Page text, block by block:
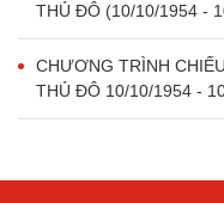
THỦ ĐÔ (10/10/1954 -
CHƯƠNG TRÌNH
THỦ ĐÔ 10/10/1954 -